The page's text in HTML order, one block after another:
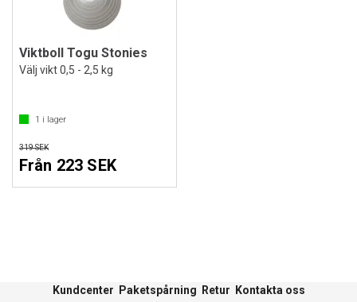
Viktboll Togu Stonies
Välj vikt 0,5 - 2,5 kg
1 i lager
319 SEK
Från 223 SEK
Kundcenter Paketspårning Retur Kontakta oss